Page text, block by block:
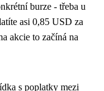
burze - třeba u
asi 0,85 USD za
akcie to začíná na
s poplatky mezi